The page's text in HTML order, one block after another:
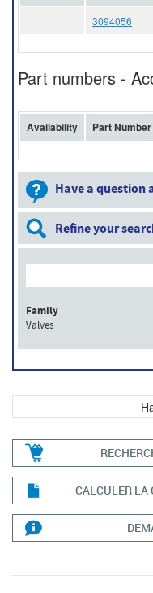
3094056
Part numbers -
Availability Part Number
Have a question
Refine your
Family
Valves
CALCULER LA